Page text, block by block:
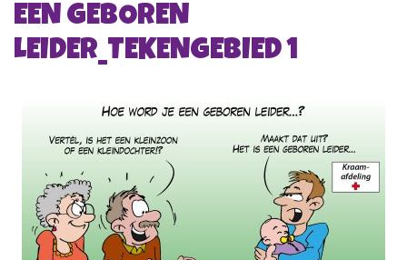
EEN GEBOREN
LEIDER_TEKENGEBIED 1